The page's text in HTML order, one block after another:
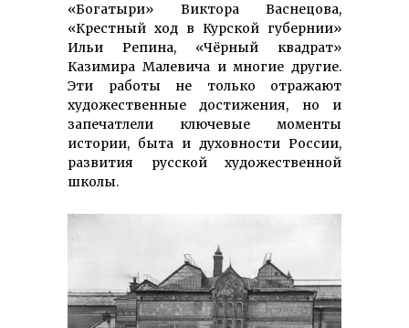
«Богатыри» Виктора Васнецова,
«Крестный ход в Курской губернии»
Ильи Репина, «Чёрный квадрат»
Казимира Малевича и многие другие.
Эти работы не только отражают
художественные достижения, но и
запечатлели ключевые моменты
истории, быта и духовности России,
развития русской художественной
школы.